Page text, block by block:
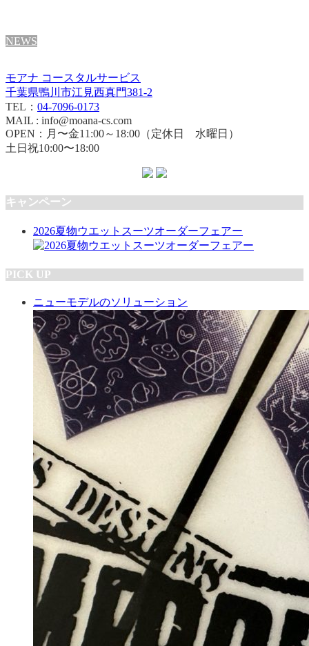
NEWS
モアナ コースタルサービス
千葉県鴨川市江見西真門381-2
TEL： 04-7096-0173
MAIL : info@moana-cs.com
OPEN：月〜金11:00～18:00（定休日 水曜日）
土日祝10:00〜18:00
キャンペーン
2026夏物ウエットスーツオーダーフェアー
PICK UP
ニューモデルのソリューション